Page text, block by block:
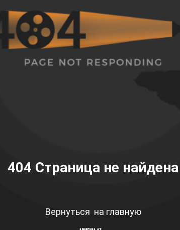
404 Страница не найдена
Вернуться на главную